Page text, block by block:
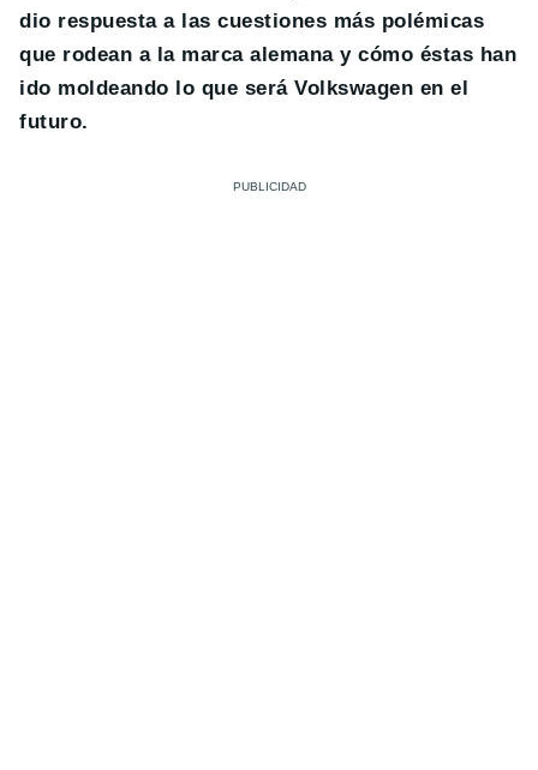
dio respuesta a las cuestiones más polémicas
que rodean a la marca alemana y cómo éstas han
ido moldeando lo que será Volkswagen en el
futuro.